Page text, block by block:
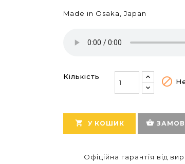
Made in Osaka, Japan
Кількість 
 У КОШИК shopping_basket
Офіційна гарантія від